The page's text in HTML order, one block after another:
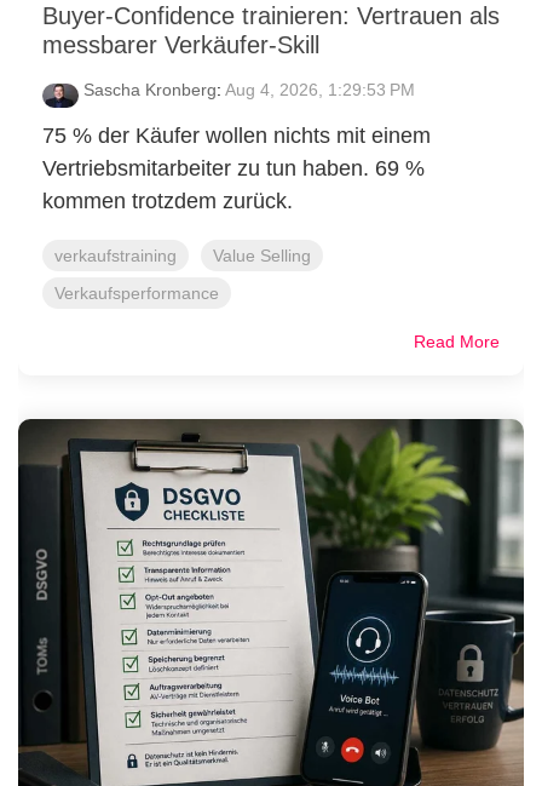
Buyer-Confidence trainieren: Vertrauen als
messbarer Verkäufer-Skill
Sascha Kronberg: Aug 4, 2026, 1:29:53 PM
75 % der Käufer wollen nichts mit einem
Vertriebsmitarbeiter zu tun haben. 69 %
kommen trotzdem zurück.
verkaufstraining
Value Selling
Verkaufsperformance
Read More